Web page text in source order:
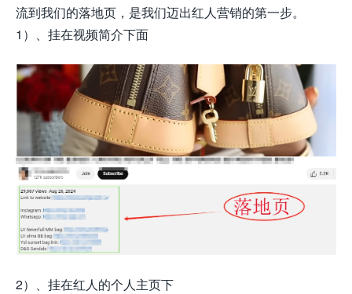
流到我们的落地页，是我们迈出红人营销的第一步。
1）、挂在视频简介下面
2）、挂在红人的个人主页下